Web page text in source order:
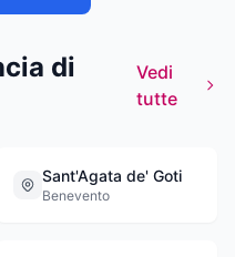
di
Vedi
tutte
Sant'Agata de' Goti
Benevento